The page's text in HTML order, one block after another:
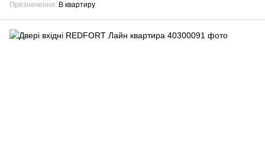
Призначення
В квартиру